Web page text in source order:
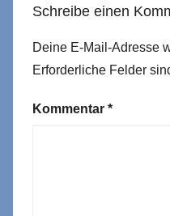
Schreibe einen
Deine E-Mail-Adresse
Erforderliche Felder
Kommentar *